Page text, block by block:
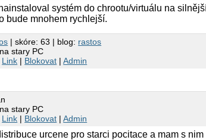
systém do chrootu/virtuálu na
bude mnohem rychlejší.
| skóre: 63 | blog: rastos
stary PC
Link | Blokovat |Admin
stary PC
Link | Blokovat |Admin
urcene pro starci pocitace a mam s